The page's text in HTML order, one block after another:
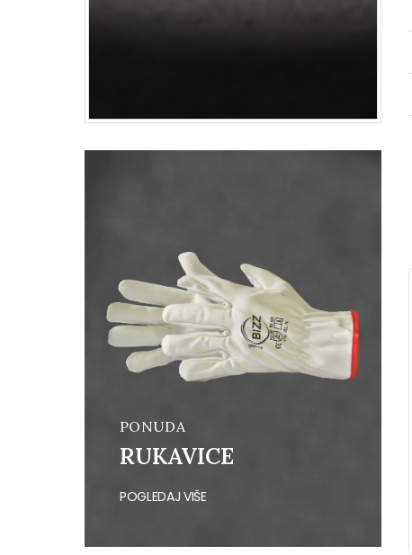
PONUDA
RUKAVICE
POGLEDAJ VIŠE